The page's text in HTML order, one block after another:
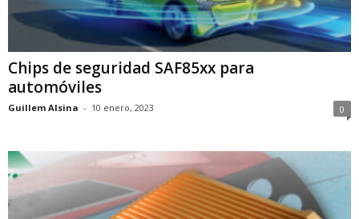
Chips de seguridad SAF85xx para
automóviles
Guillem Alsina - 10 enero, 2023 0